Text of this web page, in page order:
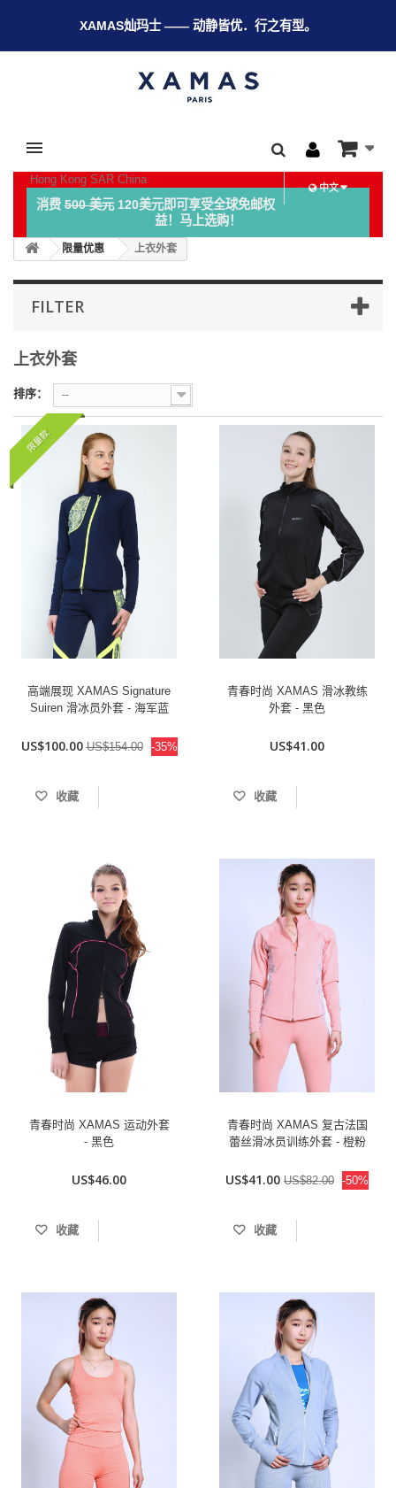
XAMAS灿玛士 —— 动静皆优．行之有型。
Hong Kong SAR China
中文
消费500 美元120美元即可享受全球免邮权
益！马上选购！
限量优惠 上衣外套
FILTER
上衣外套
排序： --
高端展现 XAMAS Signature
Suiren 滑冰员外套 - 海军蓝
限量款
US$100.00 US$154.00 -35%
收藏
青春时尚 XAMAS 滑冰教练
外套 - 黑色
US$41.00
收藏
青春时尚 XAMAS 运动外套
- 黑色
US$46.00
收藏
青春时尚 XAMAS 复古法国
蕾丝滑冰员训练外套 - 橙粉
US$41.00 US$82.00 -50%
收藏